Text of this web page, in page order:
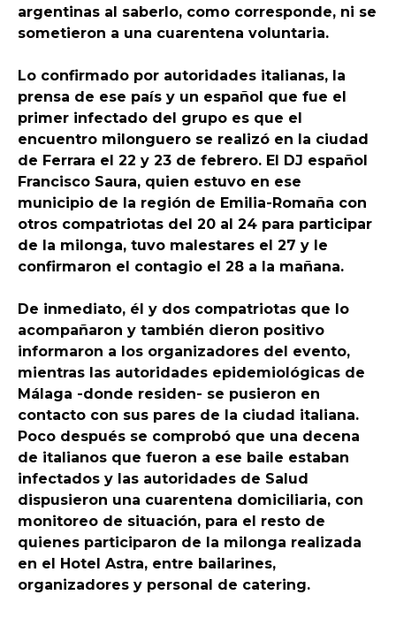
argentinas al saberlo, como corresponde, ni se
sometieron a una cuarentena voluntaria.
Lo confirmado por autoridades italianas, la
prensa de ese país y un español que fue el
primer infectado del grupo es que el
encuentro milonguero se realizó en la ciudad
de Ferrara el 22 y 23 de febrero. El DJ español
Francisco Saura, quien estuvo en ese
municipio de la región de Emilia-Romaña con
otros compatriotas del 20 al 24 para participar
de la milonga, tuvo malestares el 27 y le
confirmaron el contagio el 28 a la mañana.
De inmediato, él y dos compatriotas que lo
acompañaron y también dieron positivo
informaron a los organizadores del evento,
mientras las autoridades epidemiológicas de
Málaga -donde residen- se pusieron en
contacto con sus pares de la ciudad italiana.
Poco después se comprobó que una decena
de italianos que fueron a ese baile estaban
infectados y las autoridades de Salud
dispusieron una cuarentena domiciliaria, con
monitoreo de situación, para el resto de
quienes participaron de la milonga realizada
en el Hotel Astra, entre bailarines,
organizadores y personal de catering.